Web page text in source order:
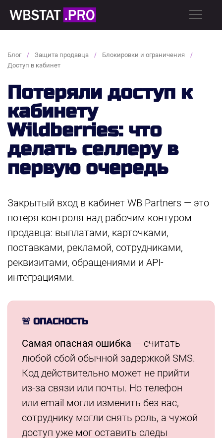
Блог Защита продавца
Блокировки и ограничения
Доступ в кабинет
Потеряли доступ к
кабинету
Wildberries: что
делать селлеру в
первую очередь
Закрытый вход в кабинет WB Partners — это
потеря контроля над рабочим контуром
продавца: выплатами, карточками,
поставками, рекламой, сотрудниками,
реквизитами, обращениями и API-
интеграциями.
🚨 ОПАСНОСТЬ
Самая опасная ошибка — считать
любой сбой обычной задержкой SMS.
Код действительно может не прийти
из-за связи или почты. Но телефон
или email могли изменить без вас,
сотруднику могли снять роль, а чужой
доступ уже мог оставить следы